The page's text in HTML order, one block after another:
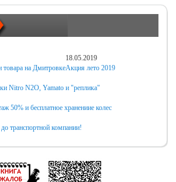
на Дмитровке
18.05.2019
Акция лето 2019
Nitro N2O, Yamato и "реплика"
50% и бесплатное хранениие колес
до транспортной компании!